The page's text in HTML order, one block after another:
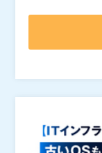
ムウェア被害
ップ用の機器
たり、情報漏
ん。 こうした
求められてい
クセスのリス
ド環境ごとに
特に中小企業
担が大きくな
い要請があり
SaaSをIPで制
めには、VPN
対策が欠かせ
なく、少人数
セミナーでは
トアクセスと
維持しながら
株式会社オー
マジセミ株式
れる可能性が